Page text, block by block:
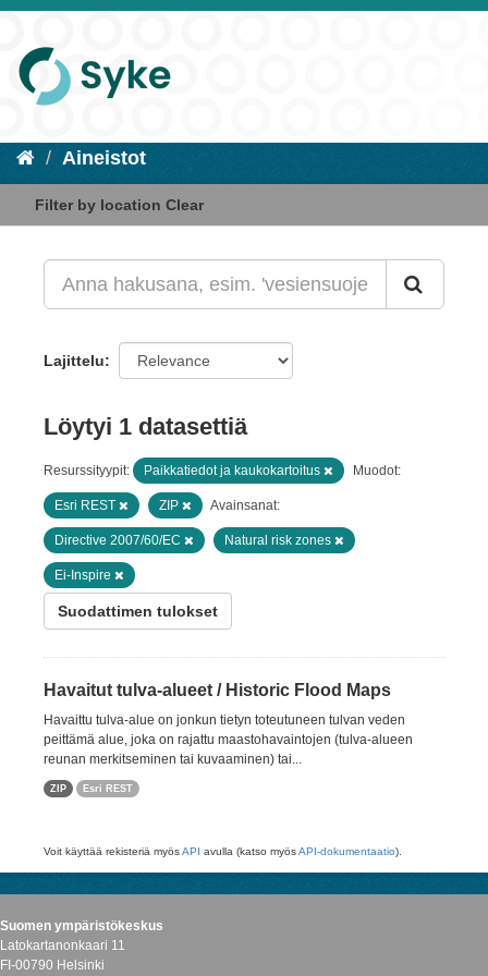
Aineistot
Filter by location Clear
Lajittelu
Löytyi 1 datasettiä
Resurssityypit: Paikkatiedot ja kaukokartoitus Muodot:
Esri REST ZIP Avainsanat:
Directive 2007/60/EC Natural risk zones
Ei-Inspire
Suodattimen tulokset
Havaitut tulva-alueet / Historic Flood Maps
Havaittu tulva-alue on jonkun tietyn toteutuneen tulvan veden
peittämä alue, joka on rajattu maastohavaintojen (tulva-alueen
reunan merkitseminen tai kuvaaminen) tai...
ZIP Esri REST
Voit käyttää rekisteriä myösAPI avulla (katso myösAPI-dokumentaatio).
Suomen ympäristökeskus
Latokartanonkaari 11
FI-00790 Helsinki